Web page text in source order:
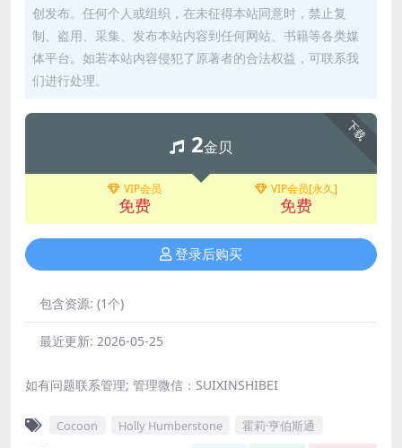
创发布。任何个人或组织，在未征得本站同意时，禁止复
制、盗用、采集、发布本站内容到任何网站、书籍等各类媒
体平台。如若本站内容侵犯了原著者的合法权益，可联系我
们进行处理。
下载
2金贝
VIP会员
免费
VIP会员[永久]
免费
登录后购买
包含资源: (1个)
最近更新: 2026-05-25
如有问题联系管理; 管理微信：SUIXINSHIBEI
Cocoon Holly Humberstone 霍莉·亨伯斯通